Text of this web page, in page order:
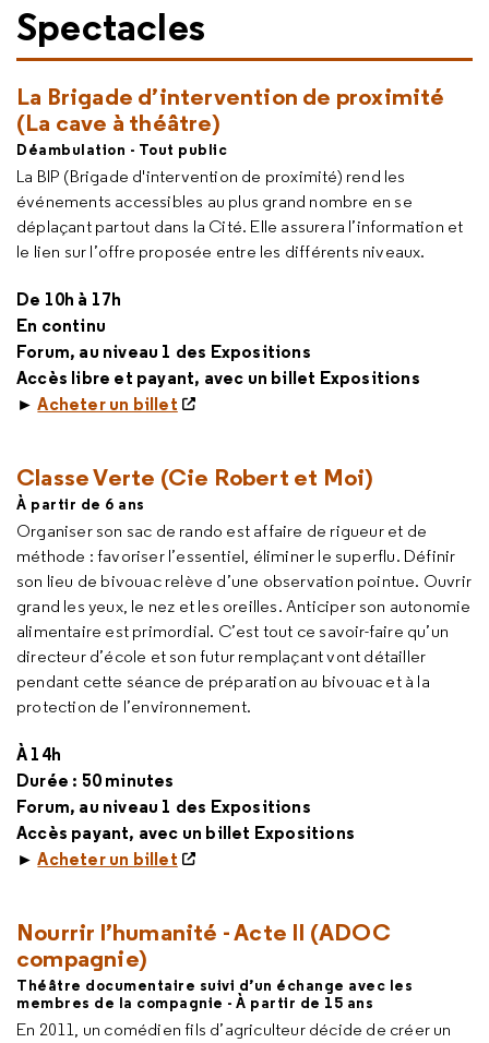
Spectacles
La Brigade d’intervention de proximité
(La cave à théâtre)
Déambulation - Tout public
La BIP (Brigade d'intervention de proximité) rend les
événements accessibles au plus grand nombre en se
déplaçant partout dans la Cité. Elle assurera l’information et
le lien sur l’offre proposée entre les différents niveaux.
De 10h à 17h
En continu
Forum, au niveau 1 des Expositions
Accès libre et payant, avec un billet Expositions
►Acheter un billet
Classe Verte (Cie Robert et Moi)
À partir de 6 ans
Organiser son sac de rando est affaire de rigueur et de
méthode : favoriser l’essentiel, éliminer le superflu. Définir
son lieu de bivouac relève d’une observation pointue. Ouvrir
grand les yeux, le nez et les oreilles. Anticiper son autonomie
alimentaire est primordial. C’est tout ce savoir-faire qu’un
directeur d’école et son futur remplaçant vont détailler
pendant cette séance de préparation au bivouac et à la
protection de l’environnement.
À 14h
Durée : 50 minutes
Forum, au niveau 1 des Expositions
Accès payant, avec un billet Expositions
►Acheter un billet
Nourrir l’humanité - Acte II (ADOC
compagnie)
Théâtre documentaire suivi d’un échange avec les
membres de la compagnie - À partir de 15 ans
En 2011, un comédien fils d’agriculteur décide de créer un